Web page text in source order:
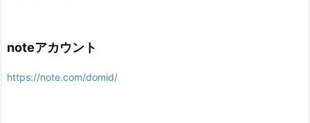
noteアカウント
https://note.com/domid/